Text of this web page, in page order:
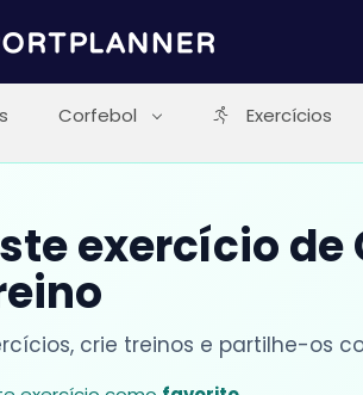
Corfebol Exercícios
exercício de
crie treinos e partilhe-os